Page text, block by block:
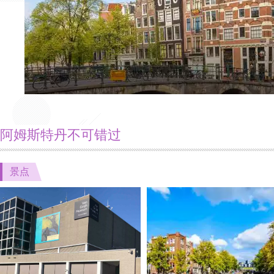
阿姆斯特丹不可错过
景点